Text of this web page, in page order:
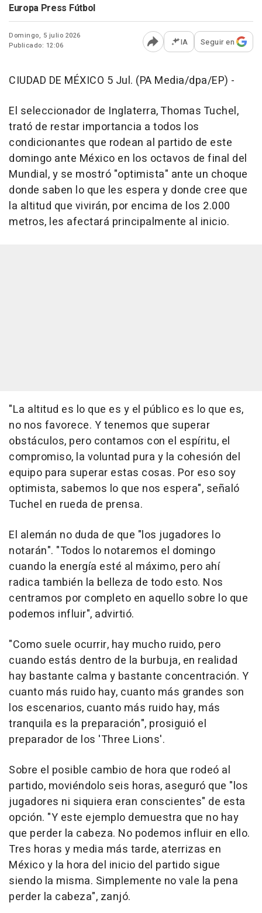
Europa Press Fútbol
Domingo, 5 julio 2026
Publicado: 12:06
Abrir opciones para
IA Seguir en
CIUDAD DE MÉXICO 5 Jul. (PA Media/dpa/EP) -
El seleccionador de Inglaterra, Thomas Tuchel,
trató de restar importancia a todos los
condicionantes que rodean al partido de este
domingo ante México en los octavos de final del
Mundial, y se mostró "optimista" ante un choque
donde saben lo que les espera y donde cree que
la altitud que vivirán, por encima de los 2.000
metros, les afectará principalmente al inicio.
"La altitud es lo que es y el público es lo que es,
no nos favorece. Y tenemos que superar
obstáculos, pero contamos con el espíritu, el
compromiso, la voluntad pura y la cohesión del
equipo para superar estas cosas. Por eso soy
optimista, sabemos lo que nos espera", señaló
Tuchel en rueda de prensa.
El alemán no duda de que "los jugadores lo
notarán". "Todos lo notaremos el domingo
cuando la energía esté al máximo, pero ahí
radica también la belleza de todo esto. Nos
centramos por completo en aquello sobre lo que
podemos influir", advirtió.
"Como suele ocurrir, hay mucho ruido, pero
cuando estás dentro de la burbuja, en realidad
hay bastante calma y bastante concentración. Y
cuanto más ruido hay, cuanto más grandes son
los escenarios, cuanto más ruido hay, más
tranquila es la preparación", prosiguió el
preparador de los 'Three Lions'.
Sobre el posible cambio de hora que rodeó al
partido, moviéndolo seis horas, aseguró que "los
jugadores ni siquiera eran conscientes" de esta
opción. "Y este ejemplo demuestra que no hay
que perder la cabeza. No podemos influir en ello.
Tres horas y media más tarde, aterrizas en
México y la hora del inicio del partido sigue
siendo la misma. Simplemente no vale la pena
perder la cabeza", zanjó.